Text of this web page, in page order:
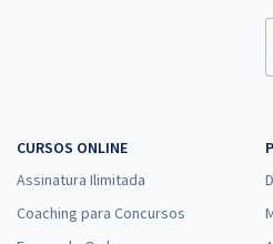
CURSOS ONLINE
Assinatura Ilimitada
Coaching para Concursos